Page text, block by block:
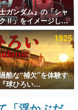
ー数万以上！ などな
ミ渾身の“殿堂入り”記
ガンダム』の「シャ
Ⅱ」をイメージした
リールが予約開始。
ャアのパーソナルマ
ン公国軍のエンブレ
号などを配置
1925
酷な“補欠”を体験す
球ひろい
が「1件」のウィッ
をもとにチェコ語に